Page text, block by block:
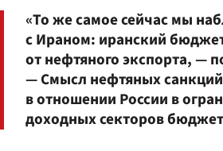
«То же самое сейчас мы
с Ираном: иранский
от нефтяного экспорта, —
— Смысл нефтяных
в отношении России в
доходных секторов